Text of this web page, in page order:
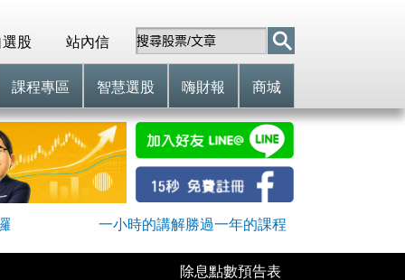
站內信
選股
課程專區 智慧選股 嗨財報 商城
一小時的講解勝過一年的課程
除息點數預告表